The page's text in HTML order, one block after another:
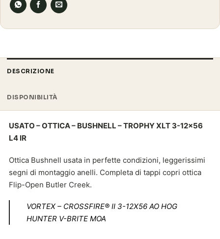
DESCRIZIONE
DISPONIBILITÀ
USATO – OTTICA – BUSHNELL – TROPHY XLT 3-12×56
L4 IR
Ottica Bushnell usata in perfette condizioni, leggerissimi
segni di montaggio anelli. Completa di tappi copri ottica
Flip-Open Butler Creek.
VORTEX – CROSSFIRE® II 3-12X56 AO HOG
HUNTER V-BRITE MOA